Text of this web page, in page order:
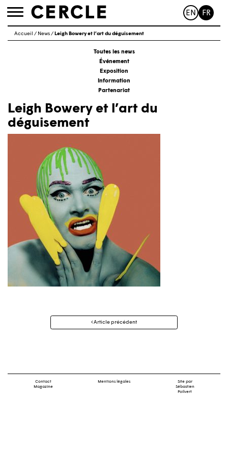
Toggle
EN FR
Accueil / News/ Leigh Bowery et l’art du déguisement
Toutes les news
Événement
Exposition
Information
Partenariat
Leigh Bowery et l’art du
déguisement
Navigation
Article précédent
Contact
Magazine
Mentions légales
Site par
Sébastien
Poilvert